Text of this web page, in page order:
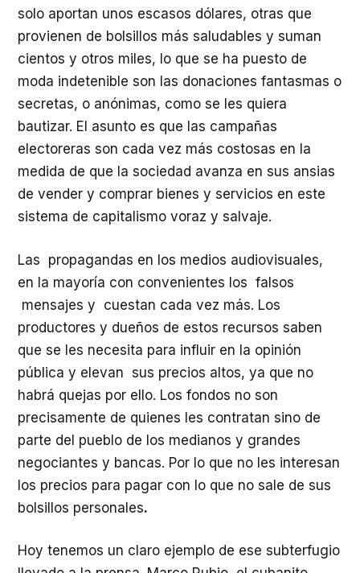
solo aportan unos escasos dólares, otras que
provienen de bolsillos más saludables y suman
cientos y otros miles, lo que se ha puesto de
moda indetenible son las donaciones fantasmas o
secretas, o anónimas, como se les quiera
bautizar. El asunto es que las campañas
electoreras son cada vez más costosas en la
medida de que la sociedad avanza en sus ansias
de vender y comprar bienes y servicios en este
sistema de capitalismo voraz y salvaje.
Las propagandas en los medios audiovisuales,
en la mayoría con convenientes los falsos
mensajes y cuestan cada vez más. Los
productores y dueños de estos recursos saben
que se les necesita para influir en la opinión
pública y elevan sus precios altos, ya que no
habrá quejas por ello. Los fondos no son
precisamente de quienes les contratan sino de
parte del pueblo de los medianos y grandes
negociantes y bancas. Por lo que no les interesan
los precios para pagar con lo que no sale de sus
bolsillos personales.
Hoy tenemos un claro ejemplo de ese subterfugio